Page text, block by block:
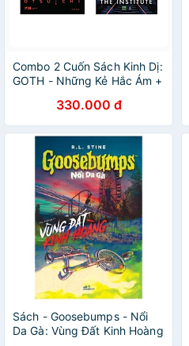
Combo 2 Cuốn Sách Kinh Dị:
GOTH - Những Kẻ Hắc Ám +
330.000 đ
Sách - Goosebumps - Nổi
Da Gà: Vùng Đất Kinh Hoàng